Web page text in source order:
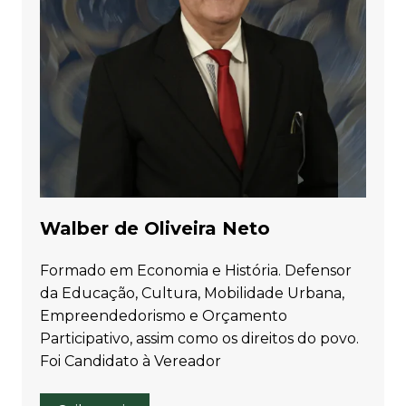
Walber de Oliveira Neto
Formado em Economia e História. Defensor
da Educação, Cultura, Mobilidade Urbana,
Empreendedorismo e Orçamento
Participativo, assim como os direitos do povo.
Foi Candidato à Vereador